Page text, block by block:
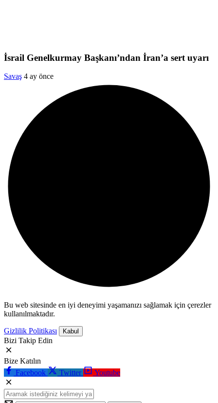
İsrail Genelkurmay Başkanı’ndan İran’a sert uyarı
Savaş 4 ay önce
Bu web sitesinde en iyi deneyimi yaşamanızı sağlamak için çerezler
kullanılmaktadır.
Gizlilik Politikası Kabul
Bizi Takip Edin
Bize Katılın
Facebook
Twitter Youtube